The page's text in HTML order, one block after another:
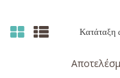
Κατάταξη